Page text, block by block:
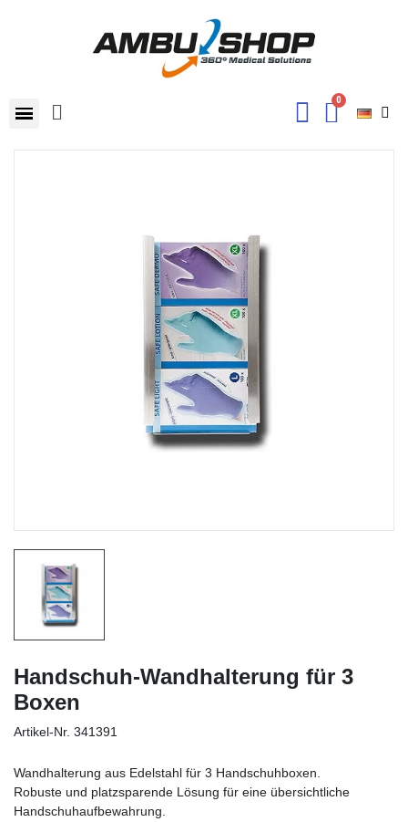
Handschuh-Wandhalterung für 3
Boxen
Artikel-Nr. 341391
Wandhalterung aus Edelstahl für 3 Handschuhboxen.
Robuste und platzsparende Lösung für eine übersichtliche
Handschuhaufbewahrung.